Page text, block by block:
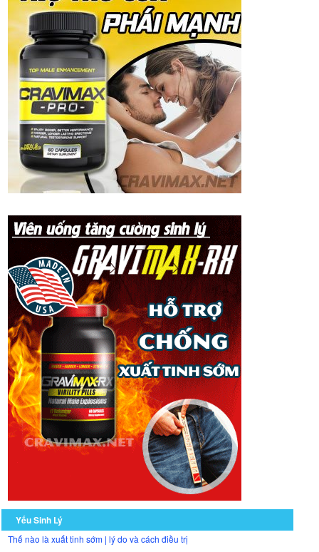
Yếu Sinh Lý
Thế nào là xuất tinh sớm | lý do và cách điều trị